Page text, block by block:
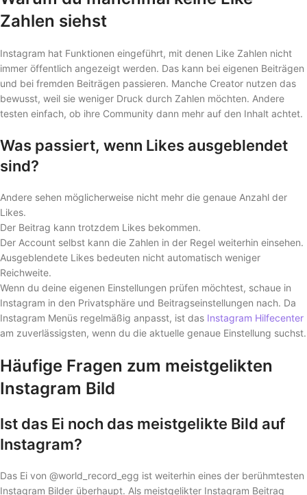
Zahlen siehst
Instagram hat Funktionen eingeführt, mit denen Like Zahlen nicht
immer öffentlich angezeigt werden. Das kann bei eigenen Beiträgen
und bei fremden Beiträgen passieren. Manche Creator nutzen das
bewusst, weil sie weniger Druck durch Zahlen möchten. Andere
testen einfach, ob ihre Community dann mehr auf den Inhalt achtet.
Was passiert, wenn Likes ausgeblendet
sind?
Andere sehen möglicherweise nicht mehr die genaue Anzahl der
Likes.
Der Beitrag kann trotzdem Likes bekommen.
Der Account selbst kann die Zahlen in der Regel weiterhin einsehen.
Ausgeblendete Likes bedeuten nicht automatisch weniger
Reichweite.
Wenn du deine eigenen Einstellungen prüfen möchtest, schaue in
Instagram in den Privatsphäre und Beitragseinstellungen nach. Da
Instagram Menüs regelmäßig anpasst, ist das Instagram Hilfecenter
am zuverlässigsten, wenn du die aktuelle genaue Einstellung suchst.
Häufige Fragen zum meistgelikten
Instagram Bild
Ist das Ei noch das meistgelikte Bild auf
Instagram?
Das Ei von @world_record_egg ist weiterhin eines der berühmtesten
Instagram Bilder überhaupt. Als meistgelikter Instagram Beitrag